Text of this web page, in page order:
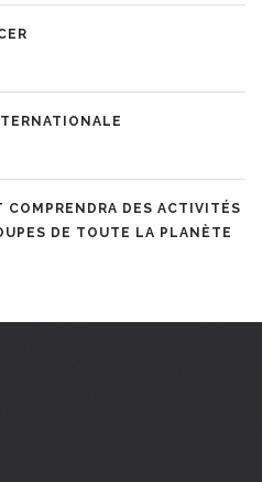
COMPRENDRA DES ACTIVITÉS
DE TOUTE LA PLANÈTE